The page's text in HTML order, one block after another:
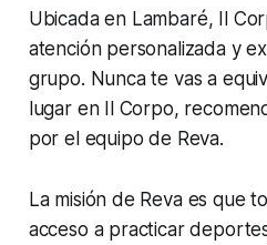
Ubicada en Lambaré, Il
atención personalizada y
grupo. Nunca te vas a
lugar en Il Corpo,
por el equipo de Reva.
La misión de Reva es que
acceso a practicar